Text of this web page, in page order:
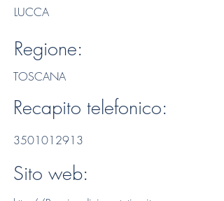
LUCCA
Regione:
TOSCANA
Recapito telefonico:
3501012913
Sito web: